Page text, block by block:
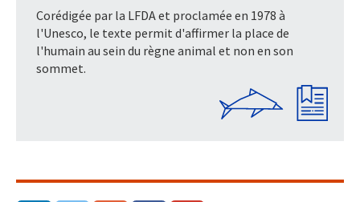
Corédigée par la LFDA et proclamée en 1978 à
l'Unesco, le texte permit d'affirmer la place de
l'humain au sein du règne animal et non en son
sommet.